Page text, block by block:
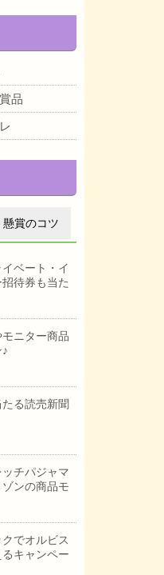
品
懸賞のコツ
ベート・イ
待券も当た
ニター商品
る読売新聞
チパジャマ
ンの商品モ
でオルビス
キャンペー